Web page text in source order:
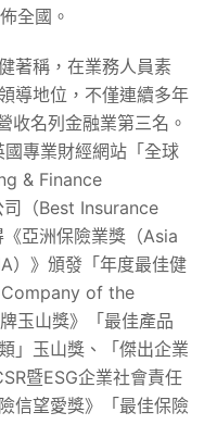
全國。
著稱，在業務人員素
導地位，不僅連續多年
收名列金融業第三名。
專業財經網站「全球
& Finance
（Best Insurance
亞洲保險業獎（Asia
）》頒發「年度最佳健
Company of the
玉山獎》「最佳產品
」玉山獎、「傑出企業
暨ESG企業社會責任
信望愛獎》「最佳保險